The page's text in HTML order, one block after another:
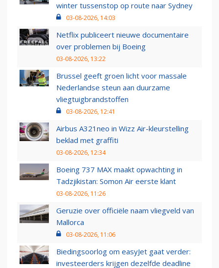
winter tussenstop op route naar Sydney
03-08-2026, 14:03
Netflix publiceert nieuwe documentaire
over problemen bij Boeing
03-08-2026, 13:22
Brussel geeft groen licht voor massale
Nederlandse steun aan duurzame
vliegtuigbrandstoffen
03-08-2026, 12:41
Airbus A321neo in Wizz Air-kleurstelling
beklad met graffiti
03-08-2026, 12:34
Boeing 737 MAX maakt opwachting in
Tadzjikistan: Somon Air eerste klant
03-08-2026, 11:26
Geruzie over officiële naam vliegveld van
Mallorca
03-08-2026, 11:06
Biedingsoorlog om easyJet gaat verder:
investeerders krijgen dezelfde deadline